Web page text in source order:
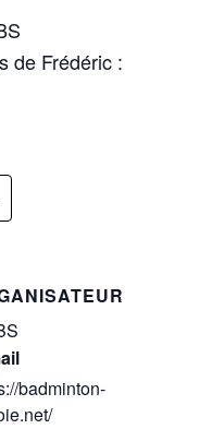
de Frédéric :
badminton-